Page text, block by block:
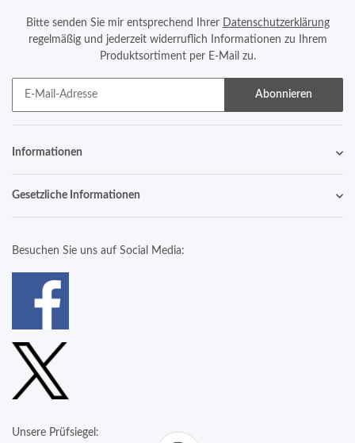
Bitte senden Sie mir entsprechend Ihrer Datenschutzerklärung
regelmäßig und jederzeit widerruflich Informationen zu Ihrem
Produktsortiment per E-Mail zu.
Abonnieren
Informationen
Gesetzliche Informationen
Besuchen Sie uns auf Social Media:
Unsere Prüfsiegel: